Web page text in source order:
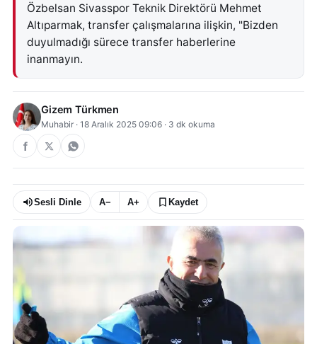
Özbelsan Sivasspor Teknik Direktörü Mehmet
Altıparmak, transfer çalışmalarına ilişkin, "Bizden
duyulmadığı sürece transfer haberlerine
inanmayın.
Gizem Türkmen
Muhabir · 18 Aralık 2025 09:06 · 3 dk okuma
Sesli Dinle A− A+ Kaydet